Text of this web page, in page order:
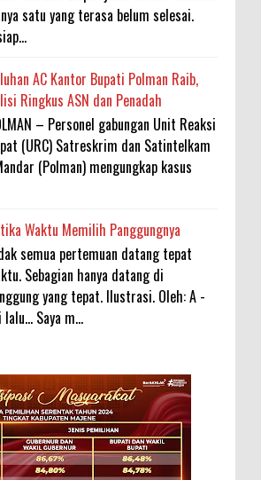
satu yang terasa belum selesai.
AC Kantor Bupati Polman Raib,
Ringkus ASN dan Penadah
– Personel gabungan Unit Reaksi
(URC) Satreskrim dan Satintelkam
(Polman) mengungkap kasus
Waktu Memilih Panggungnya
semua pertemuan datang tepat
Sebagian hanya datang di
yang tepat. Ilustrasi. Oleh: A -
Saya m...